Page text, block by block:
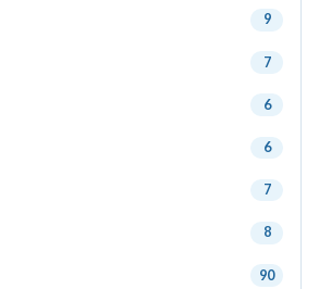
9
7
6
6
7
8
90